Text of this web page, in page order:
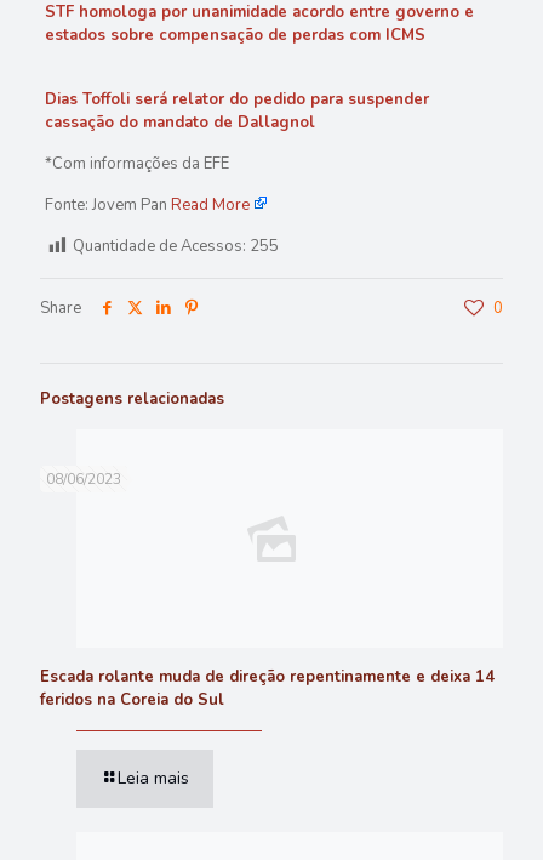
STF homologa por unanimidade acordo entre governo e
estados sobre compensação de perdas com ICMS
Dias Toffoli será relator do pedido para suspender
cassação do mandato de Dallagnol
*Com informações da EFE
Fonte: Jovem Pan Read More
Quantidade de Acessos: 255
Share 0
Postagens relacionadas
08/06/2023
Escada rolante muda de direção repentinamente e deixa 14
feridos na Coreia do Sul
Leia mais